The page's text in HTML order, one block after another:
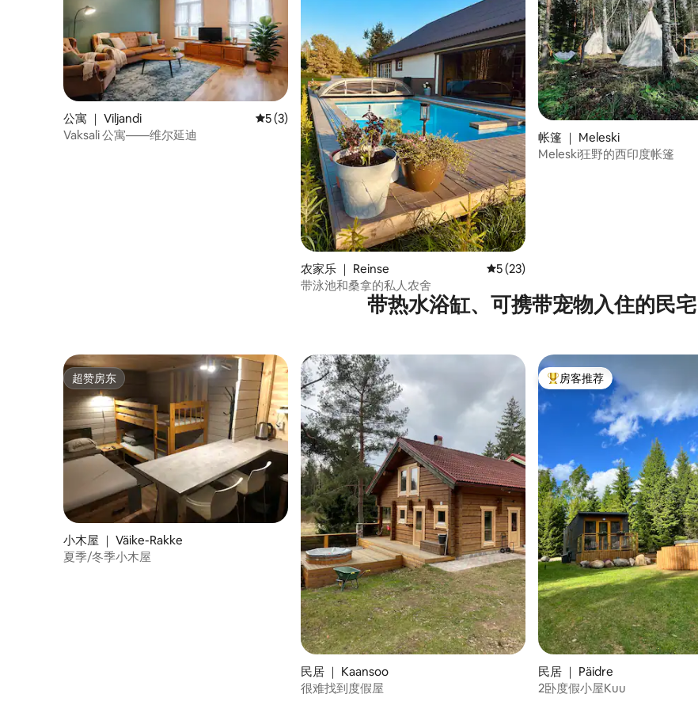
公寓 ｜ Viljandi 平均评分 5 分（满分 5 分），共 3 条评价
5 (3)
Vaksali 公寓——维尔延迪
农家乐 ｜ Reinse 平均评分 5 分（满分 5 分），共 23 条评价
5 (23)
带泳池和桑拿的私人农舍
帐篷 ｜ Meleski
Meleski狂野的西印度帐篷
带热水浴缸、可携带宠物入住的民宅
超赞房东
超赞房东
小木屋 ｜ Väike-Rakke
夏季/冬季小木屋
民居 ｜ Kaansoo
很难找到度假屋
热门「房客推荐」
房客推荐
民居 ｜ Päidre
2卧度假小屋Kuu